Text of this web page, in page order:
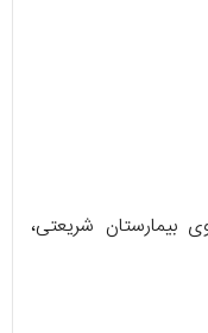
بیمارستان شریعتی،